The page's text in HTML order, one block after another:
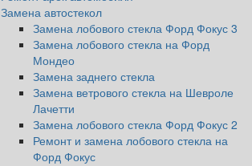
Замена автостекол
Замена лобового стекла Форд Фокус 3
Замена лобового стекла на Форд
Мондео
Замена заднего стекла
Замена ветрового стекла на Шевроле
Лачетти
Замена лобового стекла Форд Фокус 2
Ремонт и замена лобового стекла на
Форд Фокус